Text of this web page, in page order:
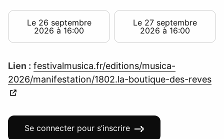
Le 26 septembre
2026 à 16:00
Le 27 septembre
2026 à 16:00
Lien : festivalmusica.fr/editions/musica-
2026/manifestation/1802.la-boutique-des-reves
Se connecter pour s’inscrire